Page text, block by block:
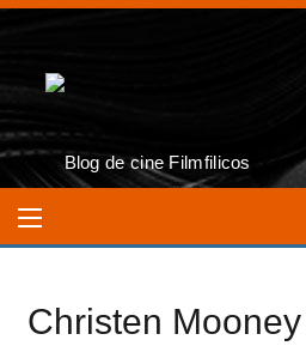
Christen Mooney